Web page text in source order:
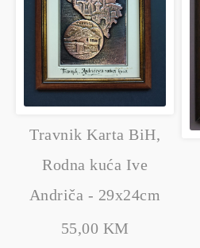
Travnik Karta BiH,
Rodna kuća Ive
Andriča - 29x24cm
55,00 KM